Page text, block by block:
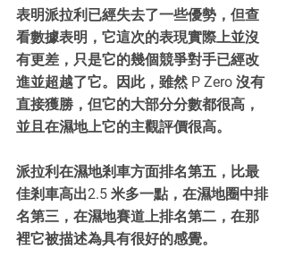
表明派拉利已經失去了一些優勢，但查
看數據表明，它這次的表現實際上並沒
有更差，只是它的幾個競爭對手已經改
進並超越了它。因此，雖然 P Zero 沒有
直接獲勝，但它的大部分分數都很高，
並且在濕地上它的主觀評價很高。
派拉利在濕地剎車方面排名第五，比最
佳剎車高出2.5 米多一點，在濕地圈中排
名第三，在濕地賽道上排名第二，在那
裡它被描述為具有很好的感覺。